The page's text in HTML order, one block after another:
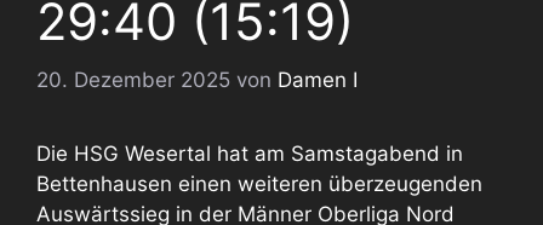
29:40 (15:19)
20. Dezember 2025 von Damen I
Die HSG Wesertal hat am Samstagabend in
Bettenhausen einen weiteren überzeugenden
Auswärtssieg in der Männer Oberliga Nord